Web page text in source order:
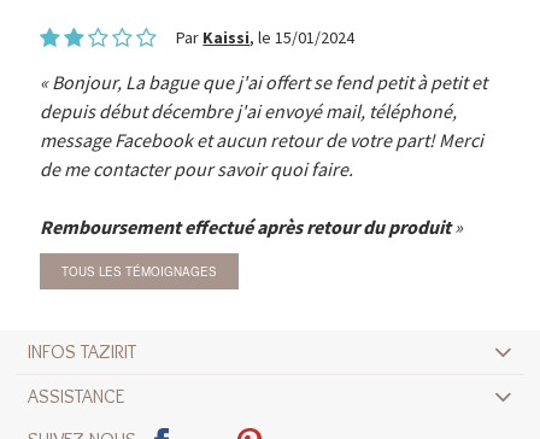
Par Kaissi, le 15/01/2024
Bonjour, La bague que j'ai offert se fend petit à petit et
depuis début décembre j'ai envoyé mail, téléphoné,
message Facebook et aucun retour de votre part! Merci
de me contacter pour savoir quoi faire.
Remboursement effectué après retour du produit
TOUS LES TÉMOIGNAGES
INFOS TAZIRIT
ASSISTANCE